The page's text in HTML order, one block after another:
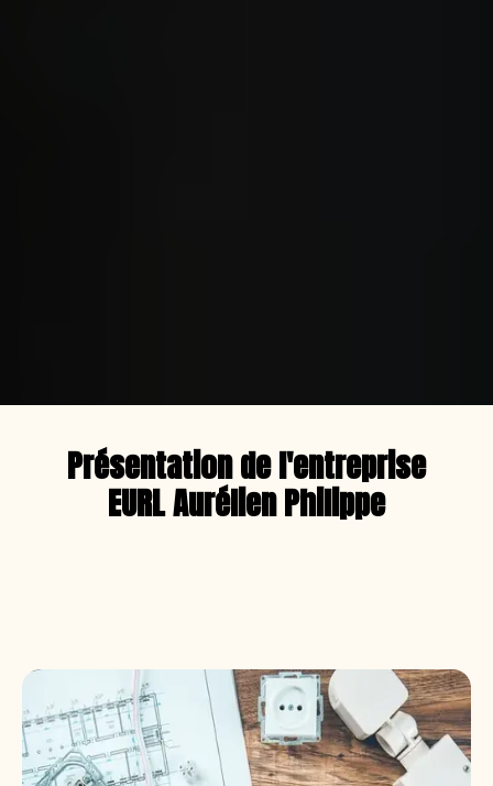
Présentation de l'entreprise
EURL Aurélien Philippe